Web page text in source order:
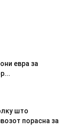
евра за
што
порасна за